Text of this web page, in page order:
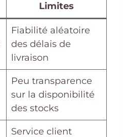
Limites
Fiabilité aléatoire
des délais de
livraison
Peu transparence
sur la disponibilité
des stocks
Service client